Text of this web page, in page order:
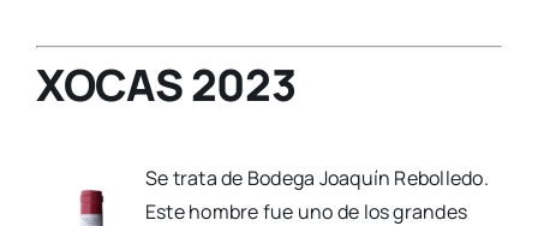
XOCAS 2023
Se trata de Bodega Joaquín Rebolledo.
Este hombre fue uno de los grandes